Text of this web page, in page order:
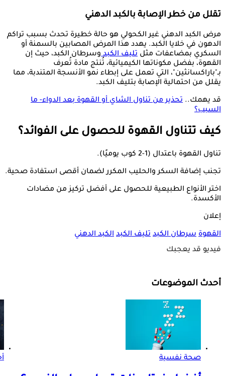
تقلل من خطر الإصابة بالكبد الدهني
مرض الكبد الدهني غير الكحولي هو حالة خطيرة تحدث بسبب تراكم
الدهون في خلايا الكبد. يهدد هذا المرض المصابين بالسمنة أو
السكري بمضاعفات مثل تليف الكبدوسرطان الكبد، حيث إن
القهوة، بفضل مكوناتها الكيميائية، تُنتج مادة تُعرف
بـ"باراكسانثين"، التي تعمل على إبطاء نمو الأنسجة المتندبة، مما
يقلل من احتمالية الإصابة بتليف الكبد.
قد يهمك.. تحذير من تناول الشاي أو القهوة بعد الدواء- ما
السبب؟
كيف تتناول القهوة للحصول على الفوائد؟
تناول القهوة باعتدال (1-2 كوب يوميًا).
تجنب إضافة السكر والحليب المكرر لضمان أقصى استفادة صحية.
اختر الأنواع الطبيعية للحصول على أفضل تركيز من مضادات
الأكسدة.
إعلان
القهوة سرطان الكبد تليف الكبد الكبد الدهني
فيديو قد يعجبك
أحدث الموضوعات
صحة نفسية